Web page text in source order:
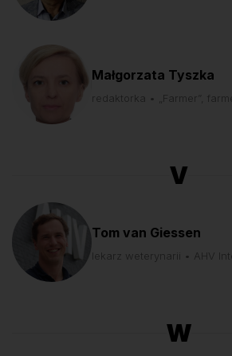
Małgorzata Tyszka
redaktorka • „Farmer”,
V
Tom van Giessen
lekarz weterynarii • AHV
W